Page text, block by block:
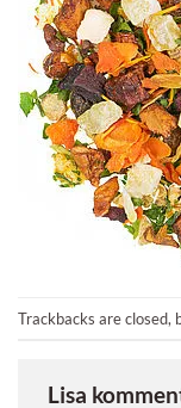
Trackbacks are closed,
Lisa